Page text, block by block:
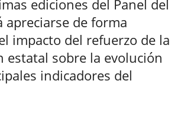
ediciones del Panel del
apreciarse de forma
impacto del refuerzo de la
estatal sobre la evolución
indicadores del